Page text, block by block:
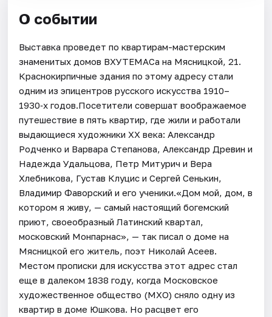
О событии
Выставка проведет по квартирам-мастерским
знаменитых домов ВХУТЕМАСа на Мясницкой, 21.
Краснокирпичные здания по этому адресу стали
одним из эпицентров русского искусства 1910–
1930‑х годов.Посетители совершат воображаемое
путешествие в пять квартир, где жили и работали
выдающиеся художники XX века: Александр
Родченко и Варвара Степанова, Александр Древин и
Надежда Удальцова, Петр Митурич и Вера
Хлебникова, Густав Клуцис и Сергей Сенькин,
Владимир Фаворский и его ученики.«Дом мой, дом, в
котором я живу, — самый настоящий богемский
приют, своеобразный Латинский квартал,
московский Монпарнас», — так писал о доме на
Мясницкой его житель, поэт Николай Асеев.
Местом прописки для искусства этот адрес стал
еще в далеком 1838 году, когда Московское
художественное общество (МХО) сняло одну из
квартир в доме Юшкова. Но расцвет его